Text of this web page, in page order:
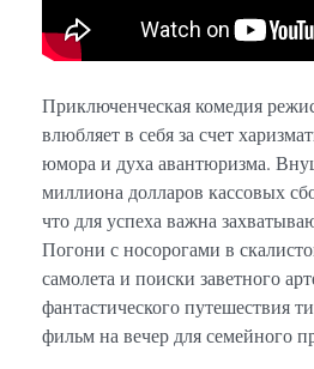
Приключенческая комедия
влюбляет в себя за счет
юмора и духа авантюризма.
миллиона долларов кассовых
что для успеха важна
Погони с носорогами в
самолета и поиски заветного
фантастического путешествия
фильм на вечер для семейного